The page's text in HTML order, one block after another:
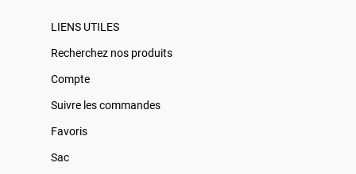
LIENS UTILES
Recherchez nos produits
Compte
Suivre les commandes
Favoris
Sac